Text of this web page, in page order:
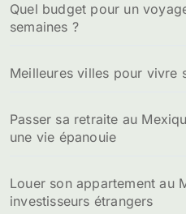
Quel budget pour un
semaines ?
Meilleures villes pour vivre
Passer sa retraite au
une vie épanouie
Louer son appartement au
investisseurs étrangers